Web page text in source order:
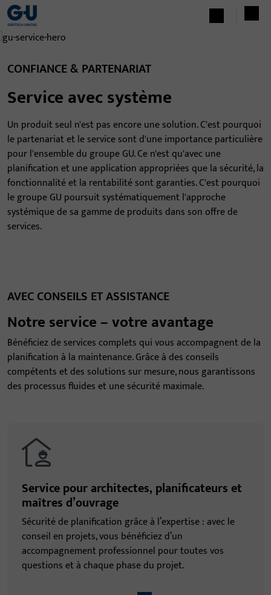
CONFIANCE & PARTENARIAT
Service avec système
Un produit seul n'est pas encore une solution. C'est pourquoi
le partenariat et le service sont d'une importance particulière
pour l'ensemble du groupe GU. Ce n'est qu'avec une
planification et une application appropriées que la sécurité, la
fonctionnalité et la rentabilité sont garanties. C'est pourquoi
le groupe GU poursuit systématiquement l'approche
systémique de sa gamme de produits dans son offre de
services.
AVEC CONSEILS ET ASSISTANCE
Notre service – votre avantage
Bénéficiez de services complets qui vous accompagnent de la
planification à la maintenance. Grâce à des conseils
compétents et des solutions sur mesure, nous garantissons
des processus fluides et une sécurité maximale.
Service pour architectes, planificateurs et
maîtres d’ouvrage
Sécurité de planification grâce à l’expertise : avec le
conseil en projets, vous bénéficiez d’un
accompagnement professionnel pour toutes vos
questions et à chaque phase du projet.